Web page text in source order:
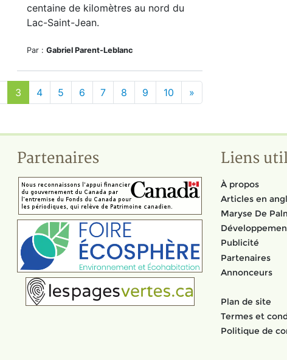
centaine de kilomètres au nord du
Lac-Saint-Jean.
Par : Gabriel Parent-Leblanc
3 4 5 6 7 8 9 10 »
Partenaires Liens
À propos
Articles en
Maryse De
Publicité
Partenaires
Annonceurs
Plan de site
Termes et
Politique de